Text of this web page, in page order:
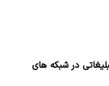
در شبکه های